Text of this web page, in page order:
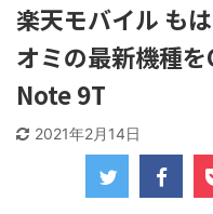
楽天モバイル も
オミの最新機種
Note 9T
2021年2月14日